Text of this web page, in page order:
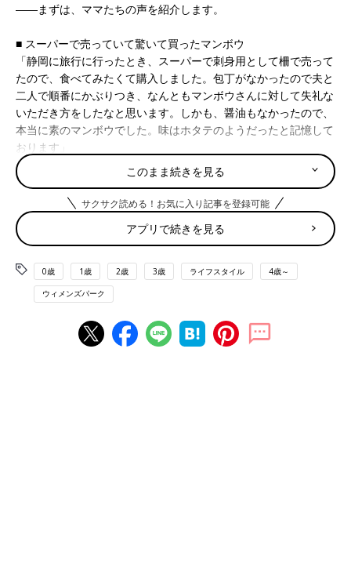
――まずは、ママたちの声を紹介します。
■ スーパーで売っていて驚いて買ったマンボウ
「静岡に旅行に行ったとき、スーパーで刺身用として柵で売って
たので、食べてみたくて購入しました。包丁がなかったので夫と
二人で順番にかぶりつき、なんともマンボウさんに対して失礼な
いただき方をしたなと思います。しかも、醤油もなかったので、
本当に素のマンボウでした。味はホタテのようだったと記憶して
おります」
■ ワニの刺身
「カンガルーとワニの刺し身を食べたことがあります。
ワニは鶏のササミに似ていました」
■ コラーゲンたっぷりな鶏の足
「鶏の足を甘く煮たのを食べてました。コラーゲンたっぷりなん
ですよ。九州では食べている方は多いのかも。職場の海外お土産
で、鶏の脚一本がレトルトパウチされたものがやってきたのです
が、『何これ、気持ち悪ーい』のオンパレードの中、私が『なつ
かしい！』と言うと、ドン引きされました」
このまま続きを見る
サクサク読める！お気に入り記事を登録可能
アプリで続きを見る
0歳 1歳 2歳 3歳 ライフスタイル 4歳～
ウィメンズパーク